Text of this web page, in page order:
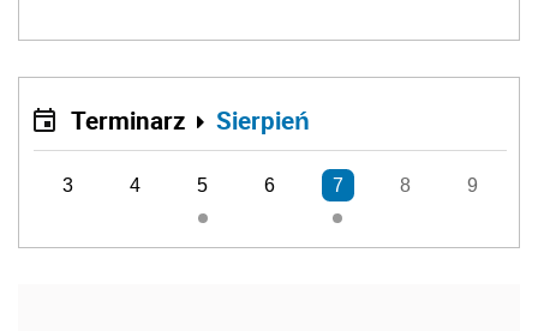
Terminarz Sierpień
3 4 5 6 7 8 9